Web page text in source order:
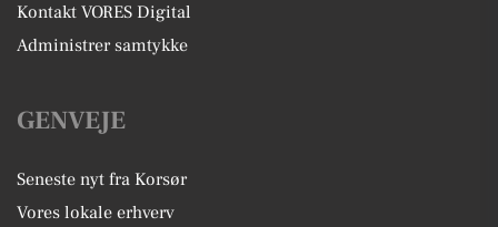
Kontakt VORES Digital
Administrer samtykke
GENVEJE
Seneste nyt fra Korsør
Vores lokale erhverv